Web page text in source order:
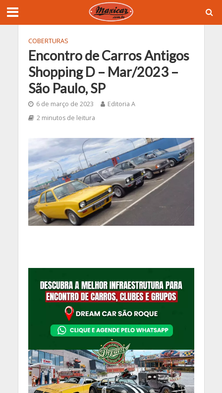
COBERTURAS
Encontro de Carros Antigos
Shopping D – Mar/2023 –
São Paulo, SP
6 de março de 2023
Editoria A
2 minutos de leitura